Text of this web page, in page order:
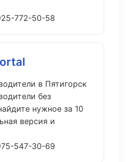
772-50-58
в Пятигорск
без
нужное за 10
версия и
547-30-69